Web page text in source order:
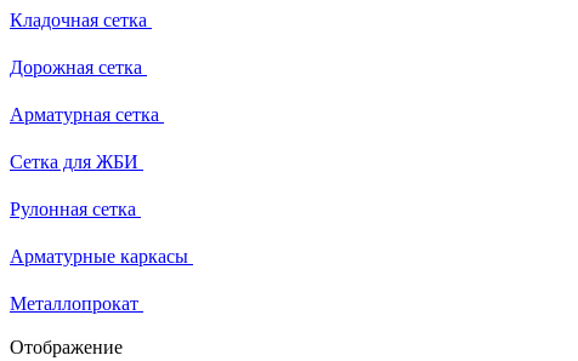
Кладочная сетка
Дорожная сетка
Арматурная сетка
Сетка для ЖБИ
Рулонная сетка
Арматурные каркасы
Металлопрокат
Отображение